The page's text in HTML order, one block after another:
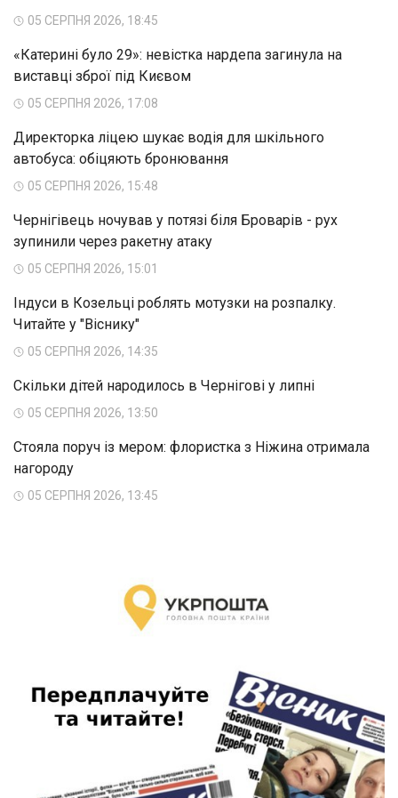
05 СЕРПНЯ 2026, 18:45
«Катерині було 29»: невістка нардепа загинула на
виставці зброї під Києвом
05 СЕРПНЯ 2026, 17:08
Директорка ліцею шукає водія для шкільного
автобуса: обіцяють бронювання
05 СЕРПНЯ 2026, 15:48
Чернігівець ночував у потязі біля Броварів - рух
зупинили через ракетну атаку
05 СЕРПНЯ 2026, 15:01
Індуси в Козельці роблять мотузки на розпалку.
Читайте у "Віснику"
05 СЕРПНЯ 2026, 14:35
Скільки дітей народилось в Чернігові у липні
05 СЕРПНЯ 2026, 13:50
Стояла поруч із мером: флористка з Ніжина отримала
нагороду
05 СЕРПНЯ 2026, 13:45